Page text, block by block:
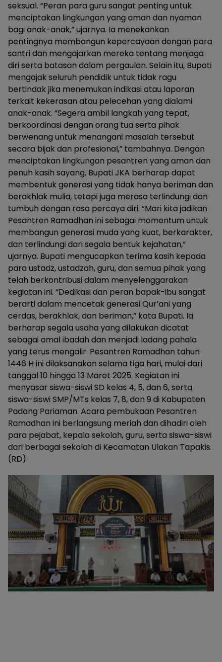
seksual. “Peran para guru sangat penting untuk
menciptakan lingkungan yang aman dan nyaman
bagi anak-anak,” ujarnya. Ia menekankan
pentingnya membangun kepercayaan dengan para
santri dan mengajarkan mereka tentang menjaga
diri serta batasan dalam pergaulan. Selain itu, Bupati
mengajak seluruh pendidik untuk tidak ragu
bertindak jika menemukan indikasi atau laporan
terkait kekerasan atau pelecehan yang dialami
anak-anak. “Segera ambil langkah yang tepat,
berkoordinasi dengan orang tua serta pihak
berwenang untuk menangani masalah tersebut
secara bijak dan profesional,” tambahnya. Dengan
menciptakan lingkungan pesantren yang aman dan
penuh kasih sayang, Bupati JKA berharap dapat
membentuk generasi yang tidak hanya beriman dan
berakhlak mulia, tetapi juga merasa terlindungi dan
tumbuh dengan rasa percaya diri. “Mari kita jadikan
Pesantren Ramadhan ini sebagai momentum untuk
membangun generasi muda yang kuat, berkarakter,
dan terlindungi dari segala bentuk kejahatan,”
ujarnya. Bupati mengucapkan terima kasih kepada
para ustadz, ustadzah, guru, dan semua pihak yang
telah berkontribusi dalam menyelenggarakan
kegiatan ini. “Dedikasi dan peran bapak-ibu sangat
berarti dalam mencetak generasi Qur’ani yang
cerdas, berakhlak, dan beriman,” kata Bupati. Ia
berharap segala usaha yang dilakukan dicatat
sebagai amal ibadah dan menjadi ladang pahala
yang terus mengalir. Pesantren Ramadhan tahun
1446 H ini dilaksanakan selama tiga hari, mulai dari
tanggal 10 hingga 13 Maret 2025. Kegiatan ini
menyasar siswa-siswi SD kelas 4, 5, dan 6, serta
siswa-siswi SMP/MTs kelas 7, 8, dan 9 di Kabupaten
Padang Pariaman. Acara pembukaan Pesantren
Ramadhan ini berlangsung meriah dan dihadiri oleh
para pejabat, kepala sekolah, guru, serta siswa-siswi
dari berbagai sekolah di Kecamatan Ulakan Tapakis.
(RD)